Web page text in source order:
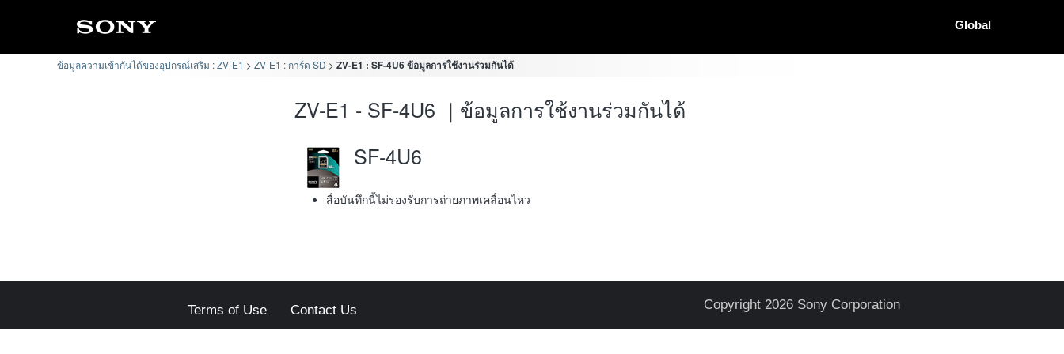
Global
ข้อมูลความเข้ากันได้ของอุปกรณ์เสริม : ZV-E1 ZV-E1 : การ์ด SD ZV-E1 : SF-4U6 ข้อมูลการใช้งานร่วมกันได้
ZV-E1 - SF-4U6 ｜ข้อมูลการใช้งานร่วมกันได้
SF-4U6
สื่อบันทึกนี้ไม่รองรับการถ่ายภาพเคลื่อนไหว
Terms of Use Contact Us Copyright 2026 Sony Corporation